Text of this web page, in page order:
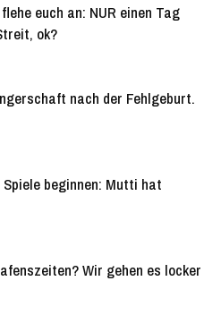
euch an: NUR einen Tag
ok?
nach der Fehlgeburt.
beginnen: Mutti hat
Wir gehen es locker